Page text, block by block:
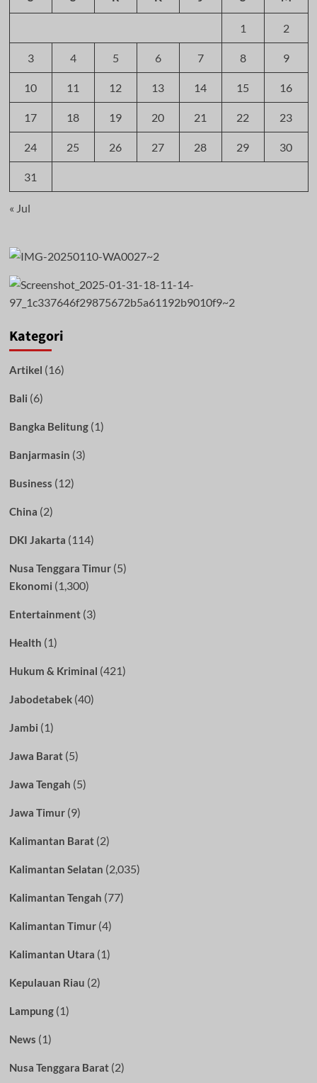
1 2
3 4 5 6 7 8 9
10 11 12 13 14 15 16
17 18 19 20 21 22 23
24 25 26 27 28 29 30
31
« Jul
Kategori
Artikel (16)
Bali (6)
Bangka Belitung(1)
Banjarmasin (3)
Business (12)
China (2)
DKI Jakarta (114)
Nusa Tenggara Timur(5)
Ekonomi (1,300)
Entertainment(3)
Health (1)
Hukum & Kriminal (421)
Jabodetabek(40)
Jambi (1)
Jawa Barat(5)
Jawa Tengah (5)
Jawa Timur(9)
Kalimantan Barat(2)
Kalimantan Selatan (2,035)
Kalimantan Tengah (77)
Kalimantan Timur(4)
Kalimantan Utara (1)
Kepulauan Riau (2)
Lampung(1)
News (1)
Nusa Tenggara Barat(2)